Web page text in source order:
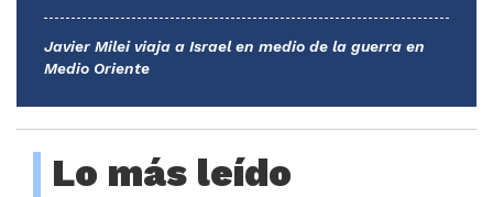
Javier Milei viaja a Israel en medio de la guerra en
Medio Oriente
Lo más leído